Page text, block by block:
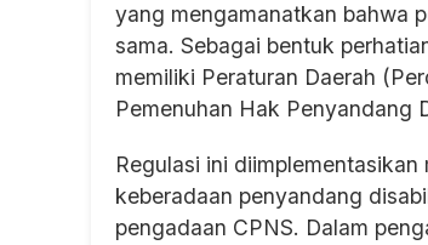
yang mengamanatkan bahwa
sama. Sebagai bentuk
memiliki Peraturan Daerah
Pemenuhan Hak Penyandang
Regulasi ini
keberadaan penyandang
pengadaan CPNS. Dalam